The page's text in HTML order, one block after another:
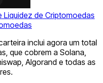
Liquidez de Criptomoedas
inclui agora um total
que cobrem a Solana,
Algorand e todas as